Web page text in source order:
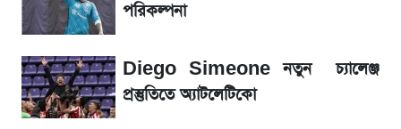
ড. ইউনূস বনাম তারেক রহমান—তুলনায় যা বললেন
কাদের সিদ্দিকী
পরিকল্পনা
Diego Simeone নতুন চ্যালেঞ্জ
প্রস্তুতিতে অ্যাটলেটিকো